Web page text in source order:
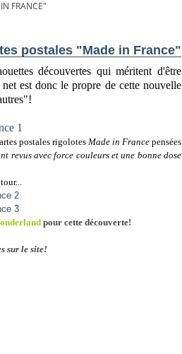
FRANCE"
postales "Made in France"
découvertes qui méritent d'être
est donc le propre de cette nouvelle
postales rigolotes Made in Francepensées
revus avec force couleurs et une bonne dose
pour cette découverte!
sur le site!